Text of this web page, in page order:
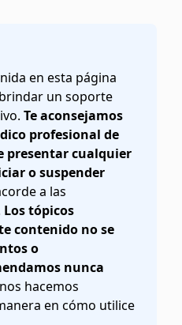
en esta página
un soporte
Te aconsejamos
profesional de
presentar cualquier
o suspender
a las
Los tópicos
contenido no se
o
nunca
hacemos
en cómo utilice